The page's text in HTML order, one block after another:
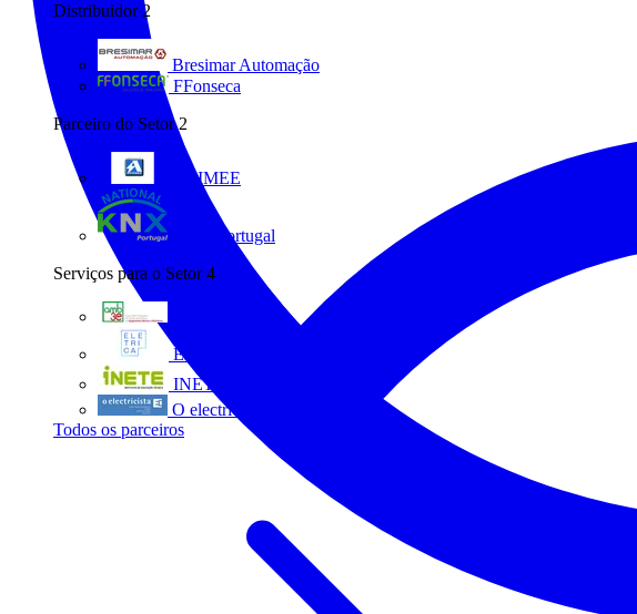
Distribuidor 2
Bresimar Automação
FFonseca
Parceiro do Setor 2
ANIMEE
KNX Portugal
Serviços para o Setor 4
Eletrica
INETE
O electricista
Todos os parceiros